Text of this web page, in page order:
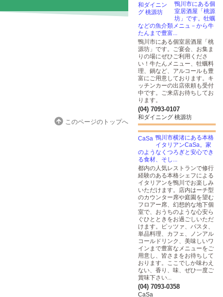
このページのトップへ
鴨川市にある個
室居酒屋「桃源
坊」です。牡蠣
などの魚介類メニュ－から牛
たんまで豊富...
鴨川市にある個室居酒屋「桃
源坊」です。ご宴会、お集ま
りの場にぜひご利用くださ
い！牛たんメニュー、牡蠣料
理、鍋など、アルコールも豊
富にご用意しております。キ
ッチンカーの出店依頼も受付
中です。ご来店お待ちしてお
ります。
(04) 7093-0107
和ダイニング 桃源坊
鴨川市横渚にある本格
イタリアンCaSa。家
のようなくつろぎと安心でき
る食材、そし...
都内の人気レストランで修行
経験のある本格シェフによる
イタリアンを鴨川でお楽しみ
いただけます。店内はーチ型
のカウンター席や庭園を望む
フロアー席、幻想的な地下個
室で、おうちのような心安ら
ぐひとときをお過ごしいただ
けます。ピッツァ、パスタ、
単品料理、カフェ、ノンアル
コールドリンク、美味しいワ
インまで豊富なメニューをご
用意し、皆さまをお待ちして
おります。ここでしか味わえ
ない、香り、味、ぜひ一度ご
賞味下さい...
(04) 7093-0358
CaSa